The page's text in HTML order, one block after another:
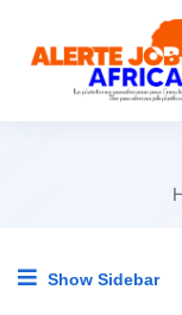
Show Sidebar